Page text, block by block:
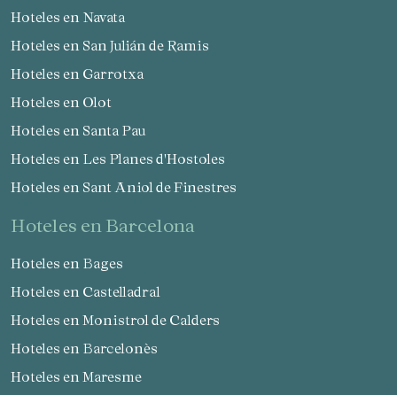
Hoteles en Navata
Hoteles en San Julián de Ramis
Hoteles en Garrotxa
Hoteles en Olot
Hoteles en Santa Pau
Hoteles en Les Planes d'Hostoles
Hoteles en Sant Aniol de Finestres
hoteles en Barcelona
Hoteles en Bages
Hoteles en Castelladral
Hoteles en Monistrol de Calders
Hoteles en Barcelonès
Hoteles en Maresme